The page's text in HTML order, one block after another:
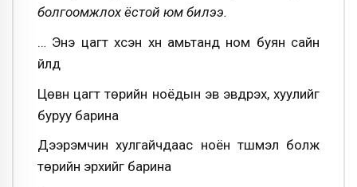
болгоомжлох ёстой юм билээ.
… Энэ цагт үхсэн хүн амьтанд ном буян сайн
үйлд
Цөвүүн цагт төрийн ноёдын эв эвдрэх, хуулийг
буруу барина
Дээрэмчин хулгайчдаас ноён түшмэл болж
төрийн эрхийг барина